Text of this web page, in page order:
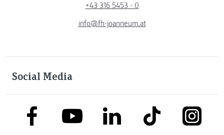
+43 316 5453 - 0
info@fh-joanneum.at
Social Media
link to facebooklink to youtubelink to linkedinlink to tiktok link to